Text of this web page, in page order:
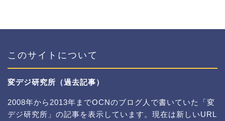
このサイトについて
変デジ研究所（過去記事）
2008年から2013年までOCNのブログ人で書いていた「変
デジ研究所」の記事を表示しています。現在は新しいURL